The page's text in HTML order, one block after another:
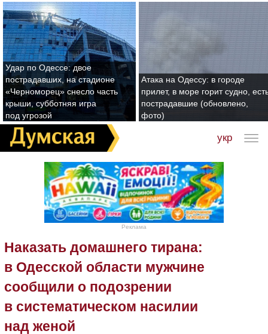
Удар по Одессе: двое
пострадавших, на стадионе
«Черноморец» снесло часть
крыши, субботняя игра
под угрозой
Атака на Одессу: в городе
прилет, в море горит судно,
пострадавшие (обновлено,
фото)
укр
Реклама
Наказать домашнего тирана:
в Одесской области мужчине
сообщили о подозрении
в систематическом насилии
над женой